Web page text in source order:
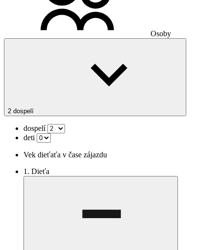
Osoby
2 dospelí
dospelí
deti
Vek dieťaťa v čase zájazdu
1. Dieťa